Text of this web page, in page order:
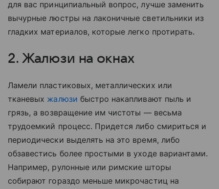
для вас принципиальный вопрос, лучше заменить
вычурные люстры на лаконичные светильники из
гладких материалов, которые легко протирать.
2. Жалюзи на окнах
Ламели пластиковых, металлических или
тканевых жалюзи быстро накапливают пыль и
грязь, а возвращение им чистоты — весьма
трудоемкий процесс. Придется либо смириться и
периодически выделять на это время, либо
обзавестись более простыми в уходе вариантами.
Например, рулонные или римские шторы
собирают гораздо меньше микрочастиц на